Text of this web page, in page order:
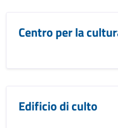
Centro per la
Edificio di culto